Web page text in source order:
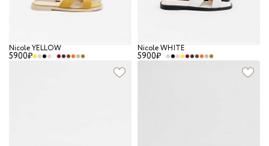
Nicole YELLOW
5900₽
Nicole WHITE
5900₽